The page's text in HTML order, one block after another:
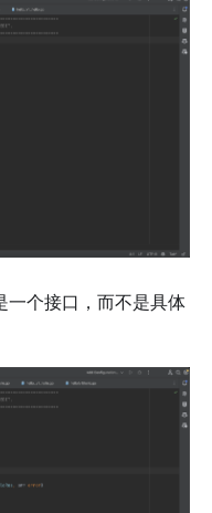
一个接口，而不是具体